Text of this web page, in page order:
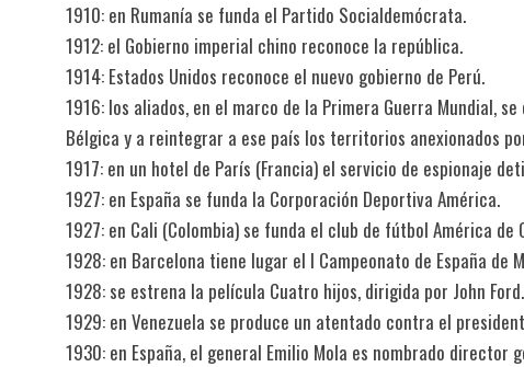
1910: en Rumanía se funda el Partido Socialdemócrata.
1912: el Gobierno imperial chino reconoce la república.
1914: Estados Unidos reconoce el nuevo gobierno de Perú.
1916: los aliados, en el marco de la Primera Guerra Mundial,
Bélgica y a reintegrar a ese país los territorios anexionados
1917: en un hotel de París (Francia) el servicio de espionaje
1927: en España se funda la Corporación Deportiva América.
1927: en Cali (Colombia) se funda el club de fútbol América de
1928: en Barcelona tiene lugar el I Campeonato de España
1928: se estrena la película Cuatro hijos, dirigida por John Ford.
1929: en Venezuela se produce un atentado contra el
1930: en España, el general Emilio Mola es nombrado director